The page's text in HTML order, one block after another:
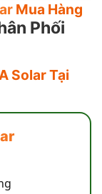
Mua Hàng
Phối
Solar Tại